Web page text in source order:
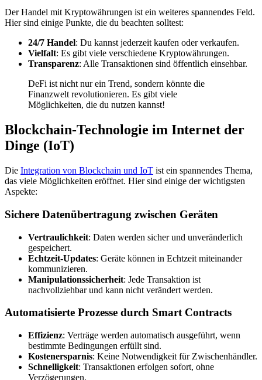
Der Handel mit Kryptowährungen ist ein weiteres spannendes Feld.
Hier sind einige Punkte, die du beachten solltest:
24/7 Handel: Du kannst jederzeit kaufen oder verkaufen.
Vielfalt: Es gibt viele verschiedene Kryptowährungen.
Transparenz: Alle Transaktionen sind öffentlich einsehbar.
DeFi ist nicht nur ein Trend, sondern könnte die
Finanzwelt revolutionieren. Es gibt viele
Möglichkeiten, die du nutzen kannst!
Blockchain-Technologie im Internet der
Dinge (IoT)
Die Integration von Blockchain und IoT ist ein spannendes Thema,
das viele Möglichkeiten eröffnet. Hier sind einige der wichtigsten
Aspekte:
Sichere Datenübertragung zwischen Geräten
Vertraulichkeit: Daten werden sicher und unveränderlich
gespeichert.
Echtzeit-Updates: Geräte können in Echtzeit miteinander
kommunizieren.
Manipulationssicherheit: Jede Transaktion ist
nachvollziehbar und kann nicht verändert werden.
Automatisierte Prozesse durch Smart Contracts
Effizienz: Verträge werden automatisch ausgeführt, wenn
bestimmte Bedingungen erfüllt sind.
Kostenersparnis: Keine Notwendigkeit für Zwischenhändler.
Schnelligkeit: Transaktionen erfolgen sofort, ohne
Verzögerungen.